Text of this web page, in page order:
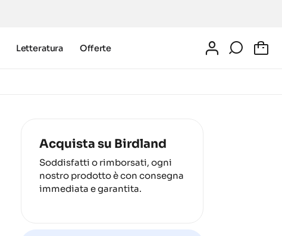
Letteratura Offerte
Acquista su Birdland
Soddisfatti o rimborsati, ogni
nostro prodotto è con consegna
immediata e garantita.